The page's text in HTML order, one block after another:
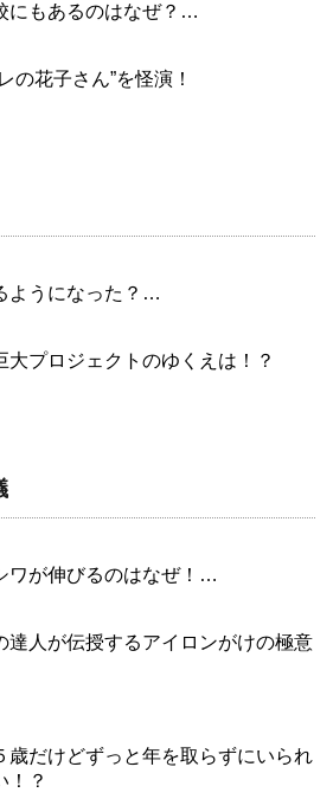
にもあるのはなぜ？…
の花子さん”を怪演！
ようになった？…
プロジェクトのゆくえは！？
ワが伸びるのはなぜ！…
達人が伝授するアイロンがけの極意
歳だけどずっと年を取らずにいられ
！？